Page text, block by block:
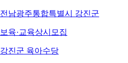
전남광주통합특별시 강진군
보육·교육상시모집
강진군 육아수당